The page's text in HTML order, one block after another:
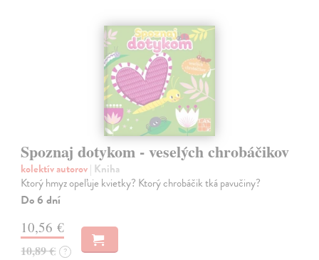
Spoznaj dotykom - veselých chrobáčikov
kolektív autorov| Kniha
Ktorý hmyz opeľuje kvietky? Ktorý chrobáčik tká pavučiny?
Do 6 dní
10,56 €
10,89 € ?